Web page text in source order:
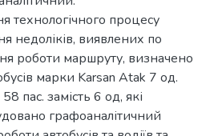
технологічного процесу
недоліків, виявлених по
роботи маршруту, визначено
марки Karsan Atak 7 од.
пас. замість 6 од, які
графоаналітичний